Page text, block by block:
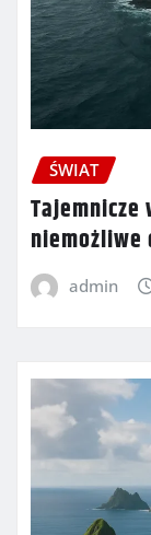
ŚWIAT
niemożliwe
admin